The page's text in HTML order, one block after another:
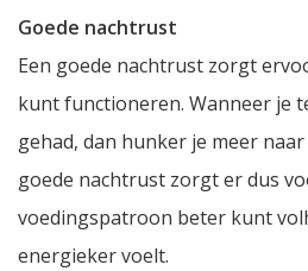
Goede nachtrust
Een goede nachtrust zorgt
kunt functioneren. Wanneer je
gehad, dan hunker je meer
goede nachtrust zorgt er dus
voedingspatroon beter kunt
energieker voelt.